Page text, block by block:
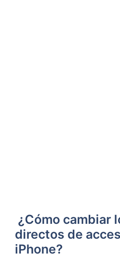
¿Cómo⁢ cambiar
directos de
iPhone?